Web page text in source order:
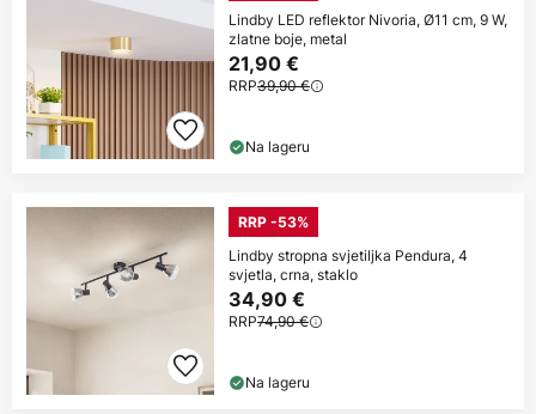
Lindby LED reflektor Nivoria, Ø11 cm, 9 W,
zlatne boje, metal
21,90 €
RRP39,90 €
Na lageru
RRP -53%
Lindby stropna svjetiljka Pendura, 4
svjetla, crna, staklo
34,90 €
RRP74,90 €
Na lageru